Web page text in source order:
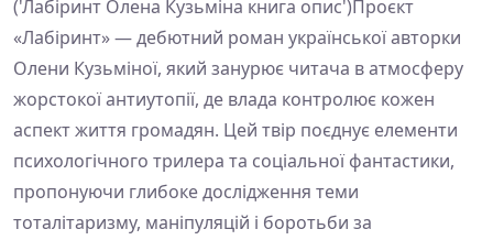
('Лабіринт Олена Кузьміна книга опис')Проєкт
«Лабіринт» — дебютний роман української авторки
Олени Кузьміної, який занурює читача в атмосферу
жорстокої антиутопії, де влада контролює кожен
аспект життя громадян. Цей твір поєднує елементи
психологічного трилера та соціальної фантастики,
пропонуючи глибоке дослідження теми
тоталітаризму, маніпуляцій і боротьби за